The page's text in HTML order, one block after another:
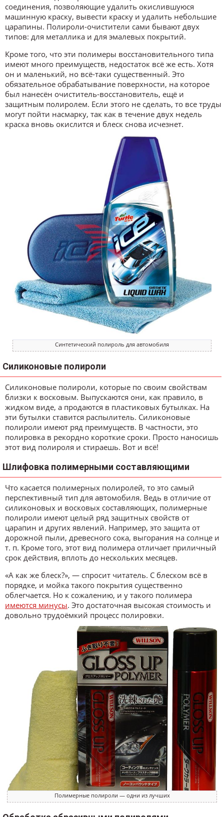
соединения, позволяющие удалить окислившуюся
машинную краску, вывести краску и удалить небольшие
царапины. Полироли-очистители сами бывают двух
типов: для металлика и для эмалевых покрытий.
Кроме того, что эти полимеры восстановительного типа
имеют много преимуществ, недостаток всё же есть. Хотя
он и маленький, но всё-таки существенный. Это
обязательное обрабатывание поверхности, на которое
был нанесён очиститель-восстановитель, ещё и
защитным полиролем. Если этого не сделать, то все труды
могут пойти насмарку, так как в течение двух недель
краска вновь окислится и блеск снова исчезнет.
Синтетический полироль для автомобиля
Силиконовые полироли
Силиконовые полироли, которые по своим свойствам
близки к восковым. Выпускаются они, как правило, в
жидком виде, а продаются в пластиковых бутылках. На
эти бутылки ставится распылитель. Силиконовые
полироли имеют ряд преимуществ. В частности, это
полировка в рекордно короткие сроки. Просто наносишь
этот вид полироля и стираешь. Вот и всё!
Шлифовка полимерными составляющими
Что касается полимерных полиролей, то это самый
перспективный тип для автомобиля. Ведь в отличие от
силиконовых и восковых составляющих, полимерные
полироли имеют целый ряд защитных свойств от
царапин и других явлений. Например, это защита от
дорожной пыли, древесного сока, выгорания на солнце и
т. п. Кроме того, этот вид полимера отличает приличный
срок действия, вплоть до нескольких месяцев.
«А как же блеск?», — спросит читатель. С блеском всё в
порядке, и мойка такого покрытия существенно
облегчается. Но к сожалению, и у такого полимера
имеются минусы. Это достаточная высокая стоимость и
довольно трудоёмкий процесс полировки.
Полимерные полироли — одни из лучших